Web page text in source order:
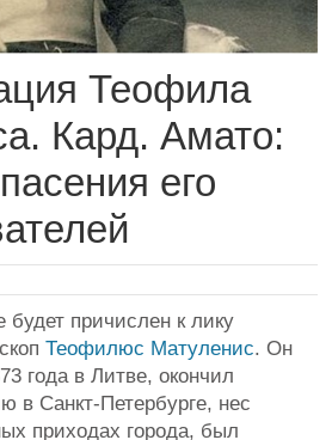
Теофила
Кард. Амато:
его
причислен к лику
Теофилюс Матуленис. Он
года в Литве, окончил
в Санкт-Петербурге, нес
приходах города, был